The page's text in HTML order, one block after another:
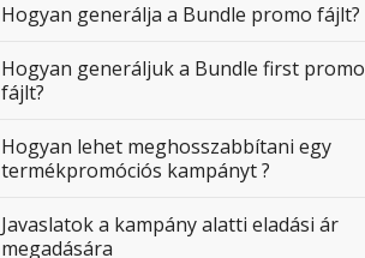
Hogyan generálja a Bundle promo fájlt?
Hogyan generáljuk a Bundle first promo
fájlt?
Hogyan lehet meghosszabbítani egy
termékpromóciós kampányt ?
Javaslatok a kampány alatti eladási ár
megadására